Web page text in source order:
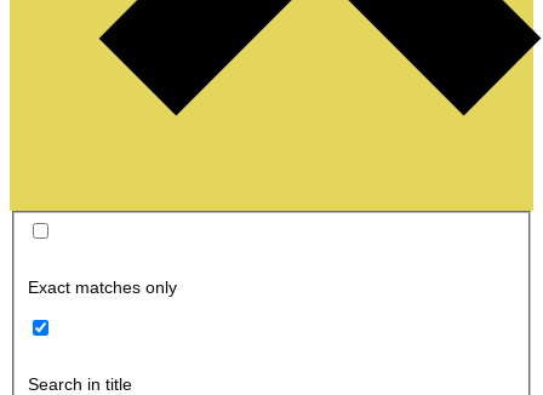
Exact matches only
Search in title